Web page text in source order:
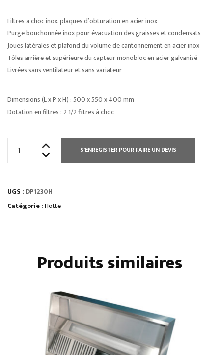
Filtres a choc inox, plaques d’obturation en acier inox
Purge bouchonnée inox pour évacuation des graisses et condensats
Joues latérales et plafond du volume de cantonnement en acier inox
Tôles arrière et supérieure du capteur monobloc en acier galvanisé
Livrées sans ventilateur et sans variateur
Dimensions (L x P x H) : 500 x 550 x 400 mm
Dotation en filtres : 2 1/2 filtres à choc
-
HAUTEUR
S'ENREGISTER POUR FAIRE UN DEVIS
UGS : DP1230H
Catégorie :Hotte
Produits similaires